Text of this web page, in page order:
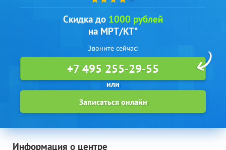
Скидка до 1000 рублей
на МРТ/КТ*
Звоните сейчас!
+7 495 255-29-55
Записаться онлайн
Информация о центре